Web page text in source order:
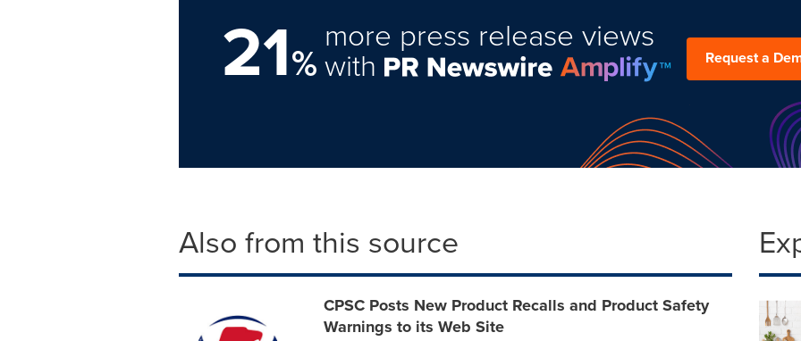
21%
more press release views
with Request a
Also from this source
CPSC Posts New Product Recalls and Product Safety
Warnings to its Web Site